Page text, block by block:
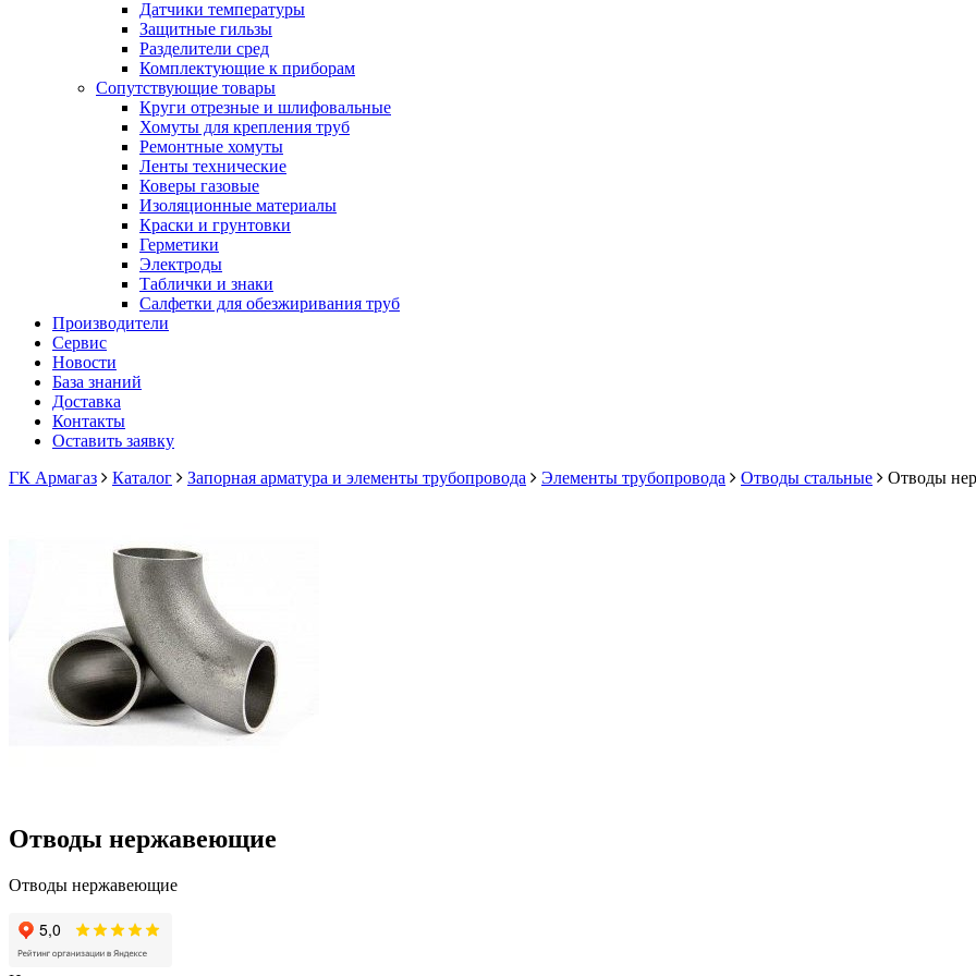
Датчики температуры
Защитные гильзы
Разделители сред
Комплектующие к приборам
Сопутствующие товары
Круги отрезные и шлифовальные
Хомуты для крепления труб
Ремонтные хомуты
Ленты технические
Коверы газовые
Изоляционные материалы
Краски и грунтовки
Герметики
Электроды
Таблички и знаки
Салфетки для обезжиривания труб
Производители
Сервис
Новости
База знаний
Доставка
Контакты
Оставить заявку
ГК Армагаз
Каталог Запорная арматура и элементы трубопровода Элементы трубопровода Отводы стальные Отводы
Отводы нержавеющие
Отводы нержавеющие